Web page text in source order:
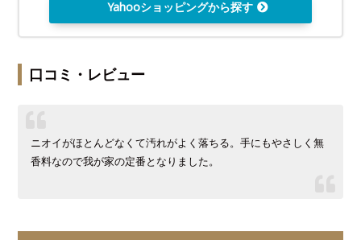
Yahooショッピングから探す
口コミ・レビュー
ニオイがほとんどなくて汚れがよく落ちる。手にもやさしく無
香料なので我が家の定番となりました。